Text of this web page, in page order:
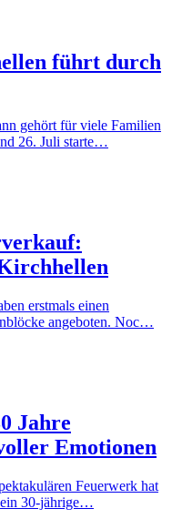
führt durch
gehört für viele Familien
26. Juli starte…
erstmals einen
angeboten. Noc…
Jahre
Emotionen
Feuerwerk hat
30-jährige…